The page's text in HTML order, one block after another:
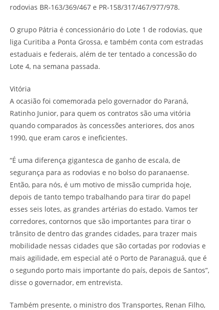
rodovias BR-163/369/467 e PR-158/317/467/977/978.
O grupo Pátria é concessionário do Lote 1 de rodovias, que
liga Curitiba a Ponta Grossa, e também conta com estradas
estaduais e federais, além de ter tentado a concessão do
Lote 4, na semana passada.
Vitória
A ocasião foi comemorada pelo governador do Paraná,
Ratinho Junior, para quem os contratos são uma vitória
quando comparados às concessões anteriores, dos anos
1990, que eram caros e ineficientes.
“É uma diferença gigantesca de ganho de escala, de
segurança para as rodovias e no bolso do paranaense.
Então, para nós, é um motivo de missão cumprida hoje,
depois de tanto tempo trabalhando para tirar do papel
esses seis lotes, as grandes artérias do estado. Vamos ter
corredores, contornos que são importantes para tirar o
trânsito de dentro das grandes cidades, para trazer mais
mobilidade nessas cidades que são cortadas por rodovias e
mais agilidade, em especial até o Porto de Paranaguá, que é
o segundo porto mais importante do país, depois de Santos”,
disse o governador, em entrevista.
Também presente, o ministro dos Transportes, Renan Filho,